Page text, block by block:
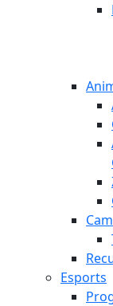
Esports